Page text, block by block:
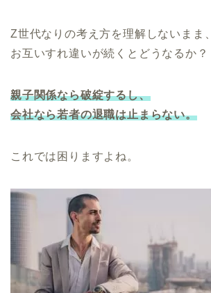
Z世代なりの考え方を理解しないまま、
お互いすれ違いが続くとどうなるか？
親子関係なら破綻するし、
会社なら若者の退職は止まらない。
これでは困りますよね。